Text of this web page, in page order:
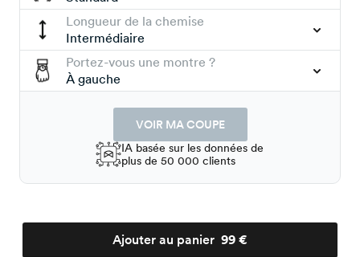
Longueur de la chemise
Intermédiaire
Portez-vous une montre ?
À gauche
VOIR MA COUPE
IA basée sur les données de
plus de 50 000 clients
Ajouter au panier